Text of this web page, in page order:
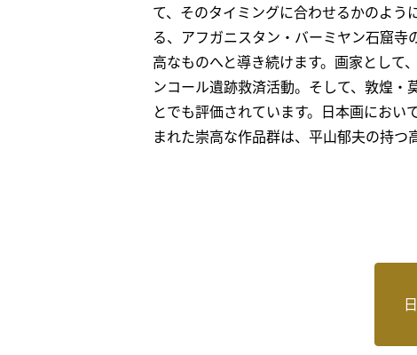
て、そのタイミングに合わせるかのよう
る、アフガニスタン・バーミヤン石窟
高なものへと導き続けます。画家として
ンコール遺跡救済活動。そして、敦煌
とでも評価されています。日本画にお
まれた崇高な作品群は、平山郁夫の持つ